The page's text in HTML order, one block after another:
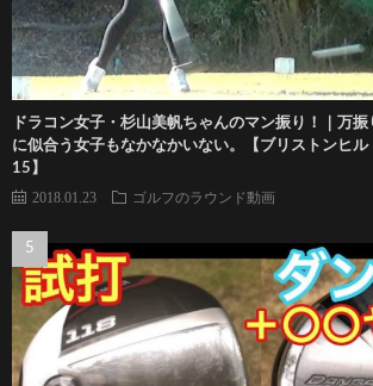
ドラコン女子・杉山美帆ちゃんのマン振り！｜万
に似合う女子もなかなかいない。【ブリストンヒ
15】
2018.01.23 ゴルフのラウンド動画